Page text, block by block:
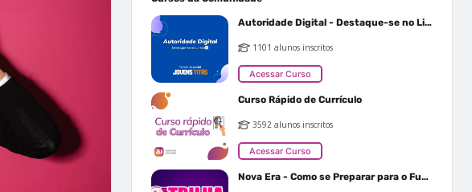
Autoridade Digital - Destaque-se no Linkedin
1101 alunos inscritos
Acessar Curso
Curso Rápido de Currículo
3592 alunos inscritos
Acessar Curso
Nova Era - Como se Preparar para o Futuro